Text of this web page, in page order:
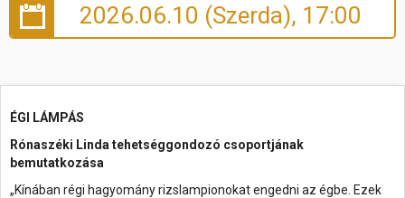
2026.06.10 (Szerda), 17:00
ÉGI LÁMPÁS
Rónaszéki Linda tehetséggondozó csoportjának
bemutatkozása
„Kínában régi hagyomány rizslampionokat engedni az égbe. Ezek